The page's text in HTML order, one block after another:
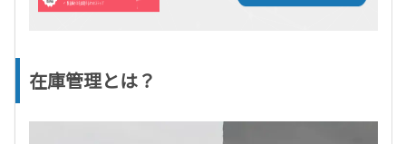
在庫管理とは？